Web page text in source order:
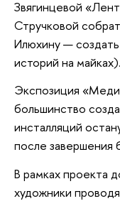
Звягинцевой
Стручковой
Илюхину —
историй на майках).
Экспозиция
большинство
инсталляций
после завершения
В рамках проекта
художники